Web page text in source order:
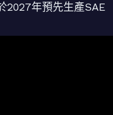
2027年預先生產SAE